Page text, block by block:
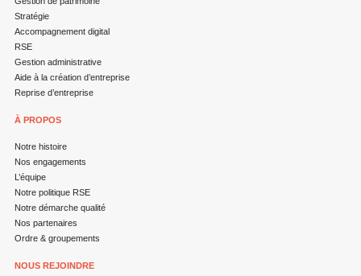
Stratégie
Accompagnement digital
RSE
Gestion administrative
Aide à la création d’entreprise
Reprise d’entreprise
À PROPOS
Notre histoire
Nos engagements
L’équipe
Notre politique RSE
Notre démarche qualité
Nos partenaires
Ordre & groupements
NOUS REJOINDRE